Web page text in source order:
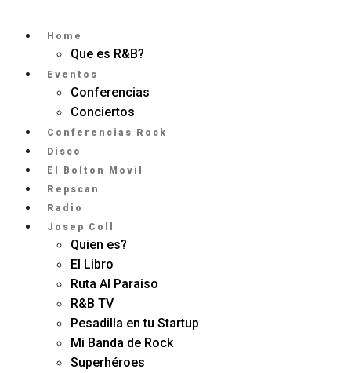
Home
Que es R&B?
Eventos
Conferencias
Conciertos
Conferencias Rock
Disco
El Bolton Movil
Repscan
Radio
Josep Coll
Quien es?
El Libro
Ruta Al Paraiso
R&B TV
Pesadilla en tu Startup
Mi Banda de Rock
Superhéroes